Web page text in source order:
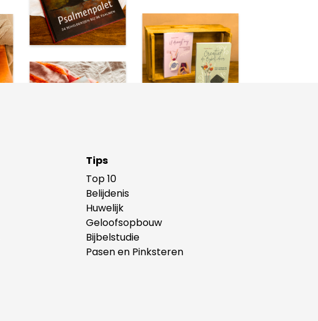
Tips
Top 10
Belijdenis
Huwelijk
Geloofsopbouw
Bijbelstudie
Pasen en Pinksteren